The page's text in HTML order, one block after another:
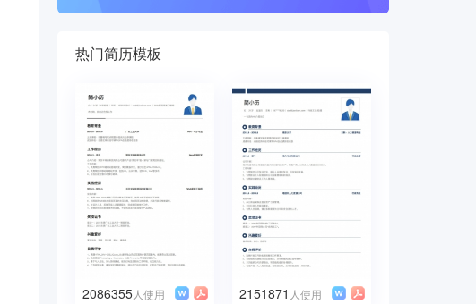
热门简历模板
2086355人使用 2151871 人使用